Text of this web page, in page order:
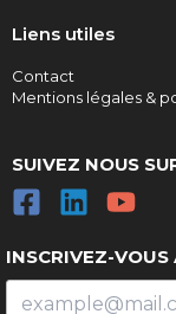
Liens utiles
Contact
Mentions légales &
SUIVEZ NOUS
INSCRIVEZ-VOUS